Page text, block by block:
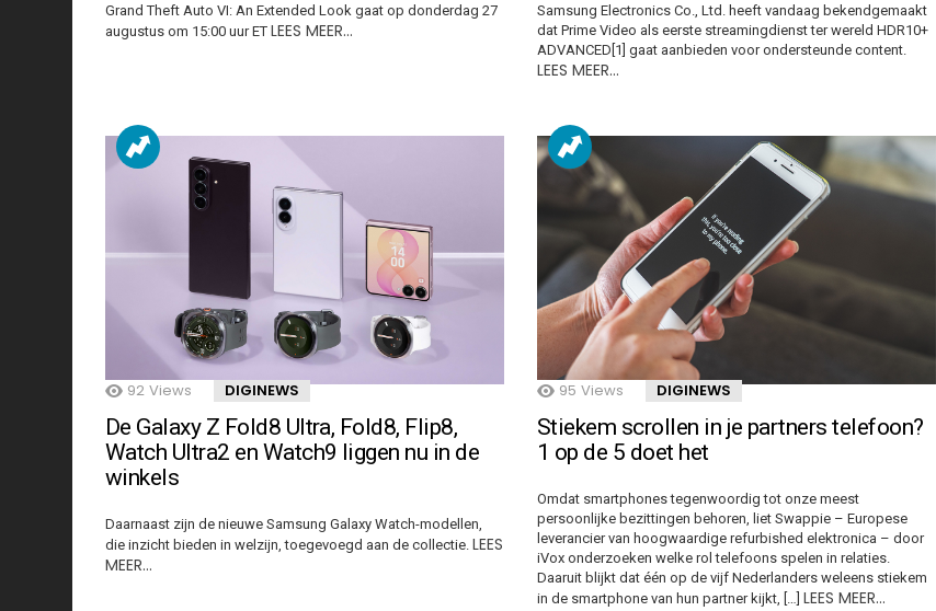
Grand Theft Auto VI: An Extended Look gaat op donderdag 27
augustus om 15:00 uur ET LEES MEER…
Samsung Electronics Co., Ltd. heeft vandaag bekendgemaakt
dat Prime Video als eerste streamingdienst ter wereld HDR10+
ADVANCED[1] gaat aanbieden voor ondersteunde content.
LEES MEER…
92 Views DIGINEWS
De Galaxy Z Fold8 Ultra, Fold8, Flip8,
Watch Ultra2 en Watch9 liggen nu in de
winkels
Daarnaast zijn de nieuwe Samsung Galaxy Watch-modellen,
die inzicht bieden in welzijn, toegevoegd aan de collectie. LEES
MEER…
95 Views DIGINEWS
Stiekem scrollen in je partners telefoon?
1 op de 5 doet het
Omdat smartphones tegenwoordig tot onze meest
persoonlijke bezittingen behoren, liet Swappie – Europese
leverancier van hoogwaardige refurbished elektronica – door
iVox onderzoeken welke rol telefoons spelen in relaties.
Daaruit blijkt dat één op de vijf Nederlanders weleens stiekem
in de smartphone van hun partner kijkt, […] LEES MEER…